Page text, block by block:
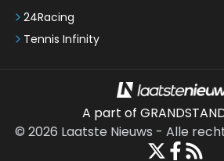
24Racing
Tennis Infinity
A part of
© 2026 Laatste Nieuws - Alle